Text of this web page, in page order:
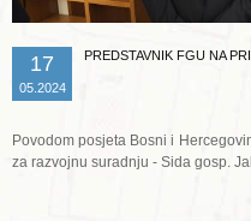
17
05.2024
PREDSTAVNIK FGU NA
Povodom posjeta Bosni i
za razvojnu suradnju - Sida gosp.